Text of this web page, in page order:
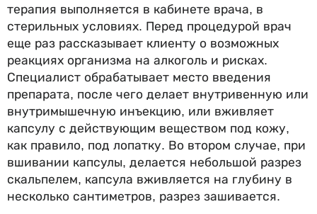
терапия выполняется в кабинете врача, в
стерильных условиях. Перед процедурой врач
еще раз рассказывает клиенту о возможных
реакциях организма на алкоголь и рисках.
Специалист обрабатывает место введения
препарата, после чего делает внутривенную или
внутримышечную инъекцию, или вживляет
капсулу с действующим веществом под кожу,
как правило, под лопатку. Во втором случае, при
вшивании капсулы, делается небольшой разрез
скальпелем, капсула вживляется на глубину в
несколько сантиметров, разрез зашивается.